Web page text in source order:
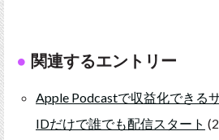
関連するエントリー
Apple Podcastで収益化できる
IDだけで誰でも配信スタート